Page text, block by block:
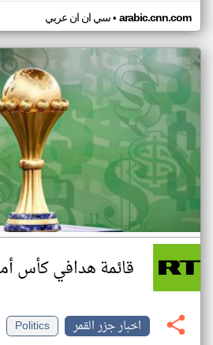
سي ان ان عربي• arabic.cnn.com
قائمة هدافي كأس أمم
اخبار جزر القمر
Politics